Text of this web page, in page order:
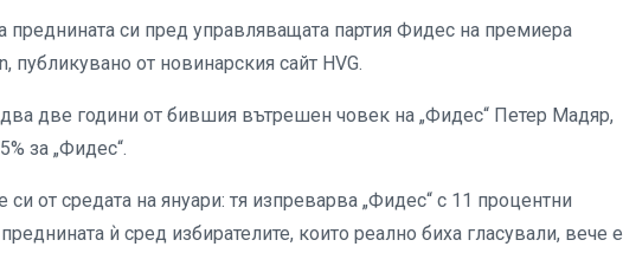
преднината си пред управляващата партия Фидес на премиера
от новинарския сайт HVG.
две години от бившия вътрешен човек на „Фидес“ Петер Мадяр,
за „Фидес“.
от средата на януари: тя изпреварва „Фидес“ с 11 процентни
ѝ сред избирателите, които реално биха гласували, вече е